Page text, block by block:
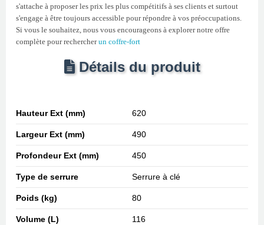
s'attache à proposer les prix les plus compétitifs à ses clients et surtout
s'engage à être toujours accessible pour répondre à vos préoccupations.
Si vous le souhaitez, nous vous encourageons à explorer notre offre
complète pour rechercherun coffre-fort
Détails du produit
Hauteur Ext (mm) 620
Largeur Ext (mm) 490
Profondeur Ext (mm) 450
Type de serrure Serrure à clé
Poids (kg) 80
Volume (L) 116